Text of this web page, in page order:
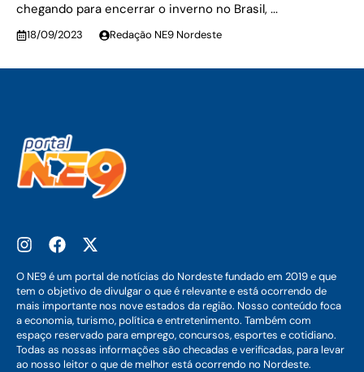
chegando para encerrar o inverno no Brasil, ...
18/09/2023 Redação NE9 Nordeste
O NE9 é um portal de notícias do Nordeste fundado em 2019 e que
tem o objetivo de divulgar o que é relevante e está ocorrendo de
mais importante nos nove estados da região. Nosso conteúdo foca
a economia, turismo, política e entretenimento. Também com
espaço reservado para emprego, concursos, esportes e cotidiano.
Todas as nossas informações são checadas e verificadas, para levar
ao nosso leitor o que de melhor está ocorrendo no Nordeste.